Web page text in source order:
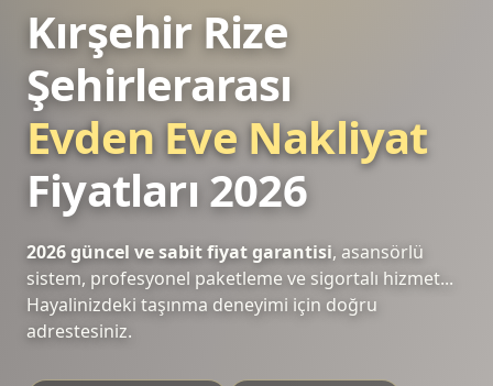
Kırşehir Rize
Şehirlerarası
Evden Eve Nakliyat
Fiyatları 2026
2026 güncel ve sabit fiyat garantisi, asansörlü
sistem, profesyonel paketleme ve sigortalı hizmet...
Hayalinizdeki taşınma deneyimi için doğru
adrestesiniz.